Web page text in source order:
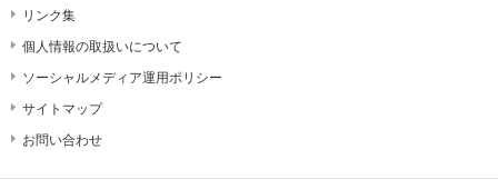
リンク集
個人情報の取扱いについて
ソーシャルメディア運用ポリシー
サイトマップ
お問い合わせ